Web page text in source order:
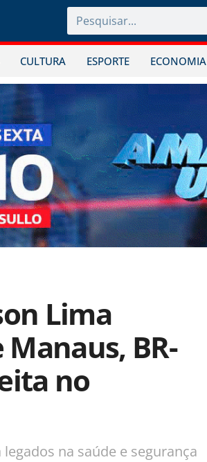
CULTURA ESPORTE ECONOMIA
Lima
BR-
no
na saúde e segurança